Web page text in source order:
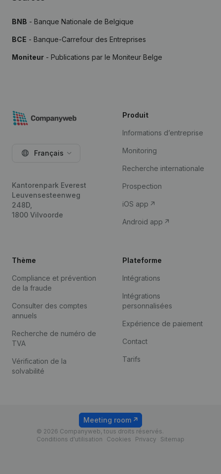
BNB - Banque Nationale de Belgique
BCE - Banque-Carrefour des Entreprises
Moniteur - Publications par le Moniteur Belge
Français
Kantorenpark Everest
Leuvensesteenweg
248D,
1800 Vilvoorde
Produit
Informations d’entreprise
Monitoring
Recherche internationale
Prospection
iOS app
Android app
Thème
Compliance et prévention
de la fraude
Consulter des comptes
annuels
Recherche de numéro de
TVA
Vérification de la
solvabilité
Plateforme
Intégrations
Intégrations
personnalisées
Expérience de paiement
Contact
Tarifs
© 2026 Companyweb, tous droits réservés.
Conditions d'utilisation
Cookies Privacy Sitemap
Meeting room